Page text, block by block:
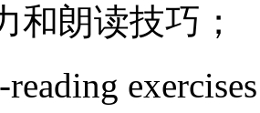
和朗读技巧；
exercises